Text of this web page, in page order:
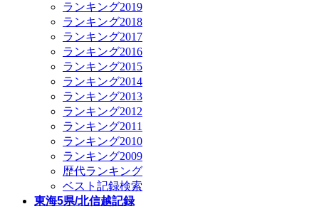
ランキング2019
ランキング2018
ランキング2017
ランキング2016
ランキング2015
ランキング2014
ランキング2013
ランキング2012
ランキング2011
ランキング2010
ランキング2009
歴代ランキング
ベスト記録検索
東海5県/北信越記録